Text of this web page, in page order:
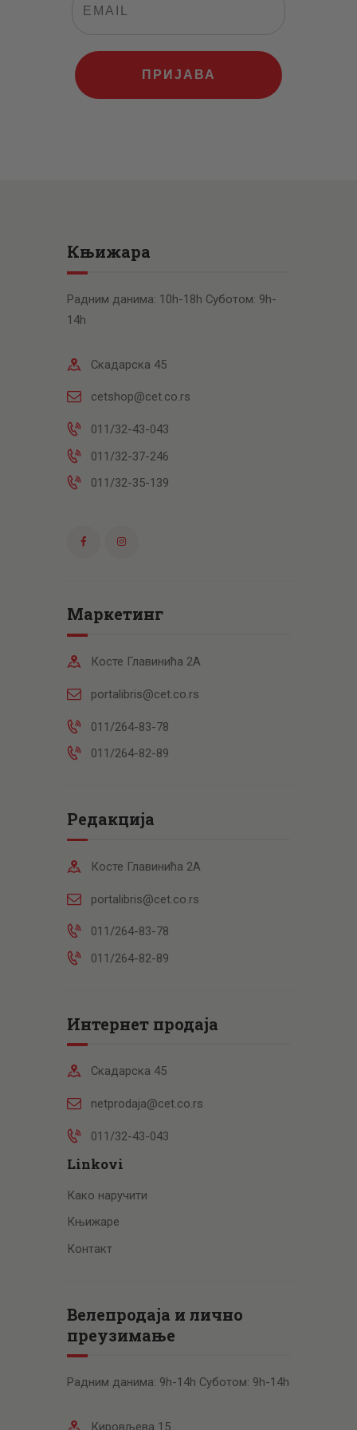
ПРИЈАВА
Књижара
Радним данима: 10h-18h Суботом: 9h-
14h
Скадарска 45
cetshop@cet.co.rs
011/32-43-043
011/32-37-246
011/32-35-139
Маркетинг
Косте Главинића 2А
portalibris@cet.co.rs
011/264-83-78
011/264-82-89
Редакција
Косте Главинића 2А
portalibris@cet.co.rs
011/264-83-78
011/264-82-89
Интернет продаја
Скадарска 45
netprodaja@cet.co.rs
011/32-43-043
Linkovi
Како наручити
Књижаре
Контакт
Велепродаја и лично
преузимање
Радним данима: 9h-14h Суботом: 9h-14h
Кировљева 15